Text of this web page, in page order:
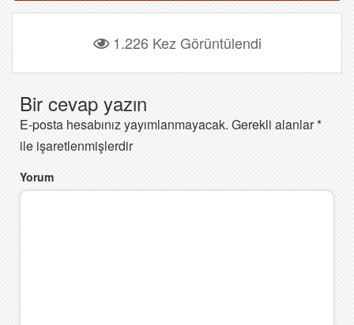
1.226 Kez Görüntülendi
Bir cevap yazın
E-posta hesabınız yayımlanmayacak. Gerekli alanlar*
ile işaretlenmişlerdir
Yorum